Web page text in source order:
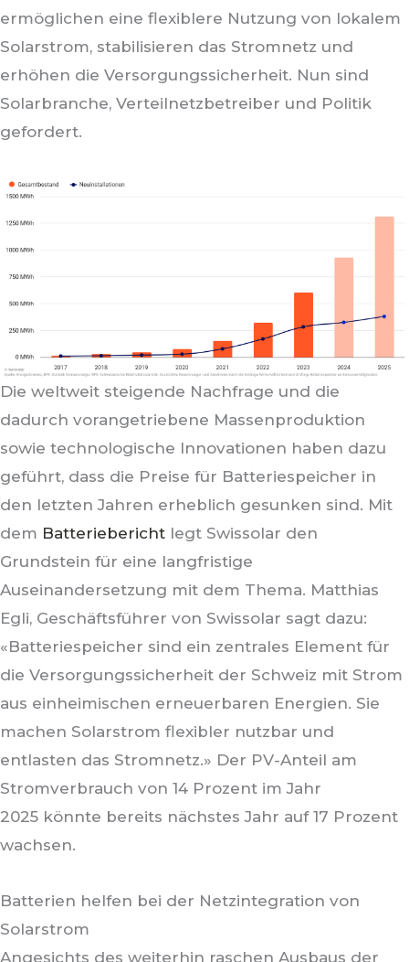
ermöglichen eine flexiblere Nutzung von lokalem
Solarstrom, stabilisieren das Stromnetz und
erhöhen die Versorgungssicherheit. Nun sind
Solarbranche, Verteilnetzbetreiber und Politik
gefordert.
Die weltweit steigende Nachfrage und die
dadurch vorangetriebene Massenproduktion
sowie technologische Innovationen haben dazu
geführt, dass die Preise für Batteriespeicher in
den letzten Jahren erheblich gesunken sind. Mit
dem Batteriebericht legt Swissolar den
Grundstein für eine langfristige
Auseinandersetzung mit dem Thema. Matthias
Egli, Geschäftsführer von Swissolar sagt dazu:
«Batteriespeicher sind ein zentrales Element für
die Versorgungssicherheit der Schweiz mit Strom
aus einheimischen erneuerbaren Energien. Sie
machen Solarstrom flexibler nutzbar und
entlasten das Stromnetz.» Der PV-Anteil am
Stromverbrauch von 14 Prozent im Jahr
2025 könnte bereits nächstes Jahr auf 17 Prozent
wachsen.
Batterien helfen bei der Netzintegration von
Solarstrom
Angesichts des weiterhin raschen Ausbaus der